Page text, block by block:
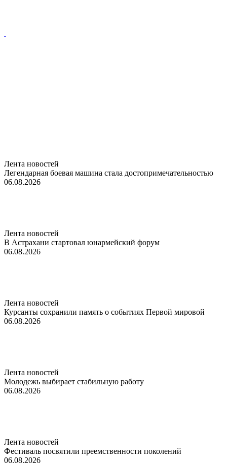
Лента новостей
Легендарная боевая машина стала достопримечательностью
06.08.2026
Лента новостей
В Астрахани стартовал юнармейский форум
06.08.2026
Лента новостей
Курсанты сохранили память о событиях Первой мировой
06.08.2026
Лента новостей
Молодежь выбирает стабильную работу
06.08.2026
Лента новостей
Фестиваль посвятили преемственности поколений
06.08.2026